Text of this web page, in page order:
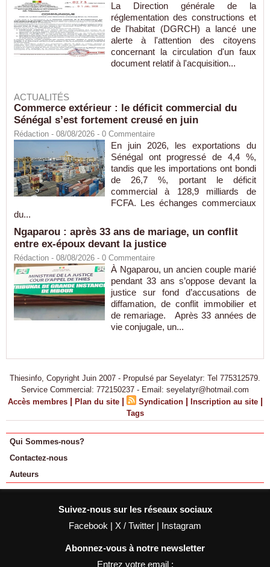
La Direction générale de la
réglementation des constructions et
de l'habitat (DGRCH) a lancé une
alerte à l'attention des citoyens
concernant la circulation d'un faux
document relatif à l'acquisition...
ACTUALITÉS
Commerce extérieur : le déficit commercial du
Sénégal s’est fortement creusé en juin
Rédaction - 08/08/2026 - 0 Commentaire
En juin 2026, les exportations du
Sénégal ont progressé de 4,4 %,
tandis que les importations ont bondi
de 26,7 %, portant le déficit
commercial à 128,9 milliards de
FCFA. Les échanges commerciaux
du...
Ngaparou : après 33 ans de mariage, un conflit
entre ex-époux devant la justice
Rédaction - 08/08/2026 - 0 Commentaire
À Ngaparou, un ancien couple marié
pendant 33 ans s’oppose devant la
justice sur fond d’accusations de
diffamation, de conflit immobilier et
de remariage. Après 33 années de
vie conjugale, un...
Thiesinfo, Copyright Juin 2007 - Propulsé par Seyelatyr: Tel 775312579.
Service Commercial: 772150237 - Email: seyelatyr@hotmail.com
Accès membres | Plan du site | Syndication | Inscription au site |
Tags
Qui Sommes-nous?
Contactez-nous
Auteurs
Suivez-nous sur les réseaux sociaux
Facebook | X / Twitter | Instagram
Abonnez-vous à notre newsletter
Entrez votre email :